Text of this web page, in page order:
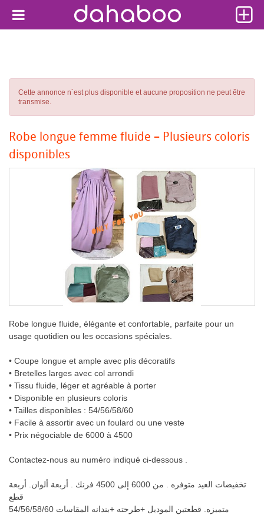
Cette annonce n´est plus disponible et aucune proposition ne peut être
transmise.
Robe longue femme fluide – Plusieurs coloris
disponibles
Robe longue fluide, élégante et confortable, parfaite pour un
usage quotidien ou les occasions spéciales.
• Coupe longue et ample avec plis décoratifs
• Bretelles larges avec col arrondi
• Tissu fluide, léger et agréable à porter
• Disponible en plusieurs coloris
• Tailles disponibles : 54/56/58/60
• Facile à assortir avec un foulard ou une veste
• Prix négociable de 6000 à 4500
Contactez-nous au numéro indiqué ci-dessous .
تخفيضات العيد متوفره . من 6000 إلى 4500 فرنك . أربعة ألوان. أربعة
قطع
متميزه. قطعتين الموديل +طرحته +بندانه المقاسات 54/56/58/60